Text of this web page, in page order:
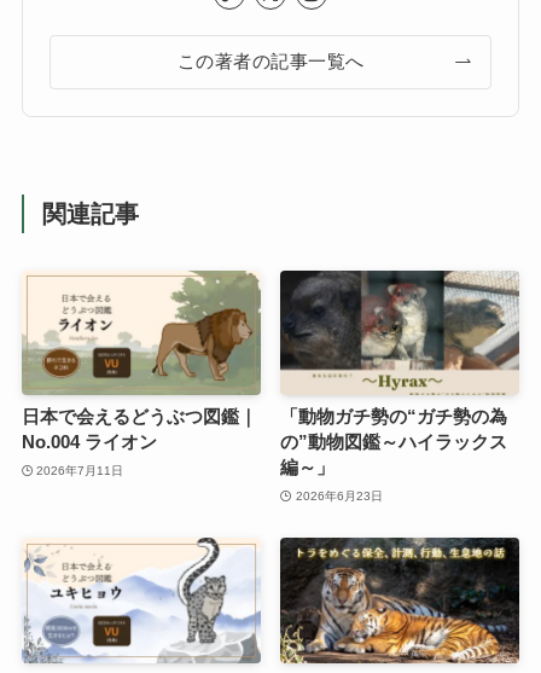
この著者の記事一覧へ
関連記事
日本で会えるどうぶつ図鑑｜
No.004 ライオン
2026年7月11日
「動物ガチ勢の“ガチ勢の為
の”動物図鑑～ハイラックス
編～」
2026年6月23日